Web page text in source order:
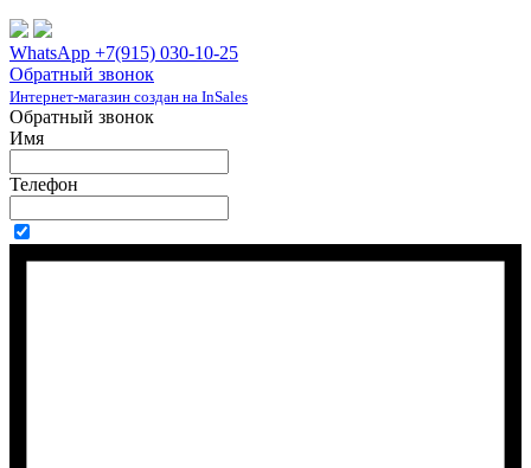
WhatsApp +7(915) 030-10-25
Обратный звонок
Интернет-магазин создан на InSales
Обратный звонок
Имя
Телефон